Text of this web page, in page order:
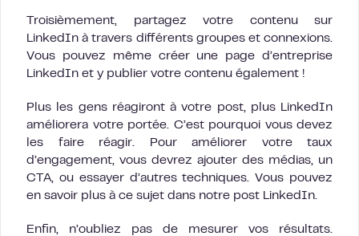
Troisièmement, partagez votre contenu sur
LinkedIn à travers différents groupes et connexions.
Vous pouvez même créer une page d’entreprise
LinkedIn et y publier votre contenu également !
Plus les gens réagiront à votre post, plus LinkedIn
améliorera votre portée. C’est pourquoi vous devez
les faire réagir. Pour améliorer votre taux
d’engagement, vous devrez ajouter des médias, un
CTA, ou essayer d’autres techniques. Vous pouvez
en savoir plus à ce sujet dans notre post LinkedIn.
Enfin, n’oubliez pas de mesurer vos résultats.